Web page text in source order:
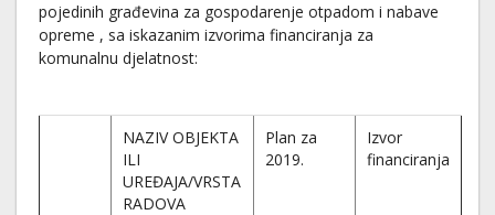
pojedinih građevina za gospodarenje otpadom i nabave
opreme , sa iskazanim izvorima financiranja za
komunalnu djelatnost:
NAZIV OBJEKTA
ILI
UREĐAJA/VRSTA
RADOVA
Plan za
2019.
Izvor
financiranja